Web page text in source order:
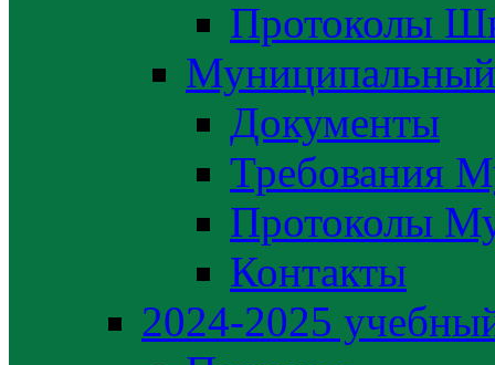
Протоколы
Муниципальный
Документы
Требования
Протоколы
Контакты
2024-2025